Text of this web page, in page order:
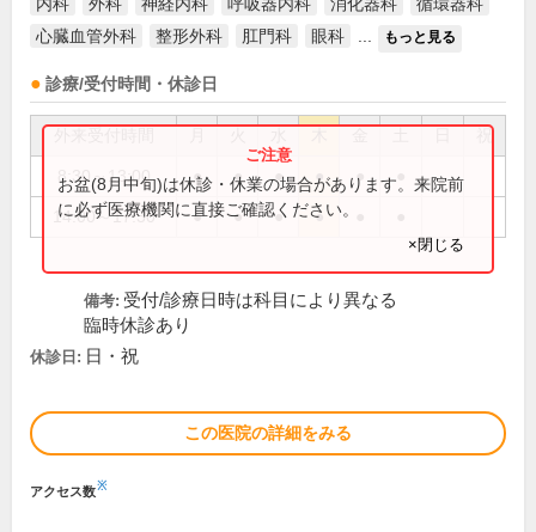
心臓血管外科
整形外科 肛門科 眼科 もっと見る
診療/受付時間・休診日
祝
8:30～13:00 ● ● ● ● ●
14:00～17:30 ● ● ● ●
お盆(8月中旬)は休診・休業の場合があります。来院前
に必ず医療機関に直接ご確認ください。
×閉じる
備考: 受付/診療日時は科目により異なる
臨時休診あり
休診日: 日・祝
この医院の詳細をみる
アクセス数※